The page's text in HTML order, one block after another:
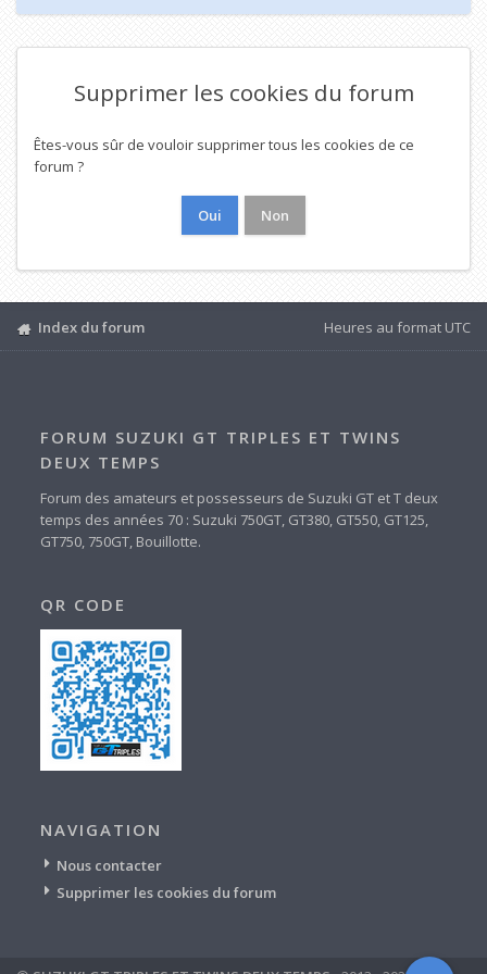
Supprimer les cookies du forum
Êtes-vous sûr de vouloir supprimer tous les cookies de ce
forum ?
Index du forum Heures au format UTC
FORUM SUZUKI GT TRIPLES ET TWINS
DEUX TEMPS
Forum des amateurs et possesseurs de Suzuki GT et T deux
temps des années 70 : Suzuki 750GT, GT380, GT550, GT125,
GT750, 750GT, Bouillotte.
QR CODE
NAVIGATION
Nous contacter
Supprimer les cookies du forum